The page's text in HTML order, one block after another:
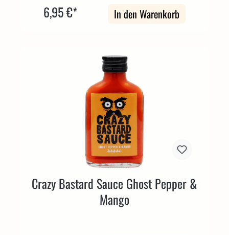
6,95 €* In den Warenkorb
Crazy Bastard Sauce Ghost Pepper &
Mango